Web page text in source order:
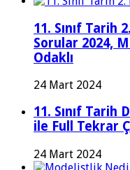
11. Sınıf Tarih
Sorular 2024,
Odaklı
24 Mart 2024
11. Sınıf Tarih
ile Full Tekrar
24 Mart 2024